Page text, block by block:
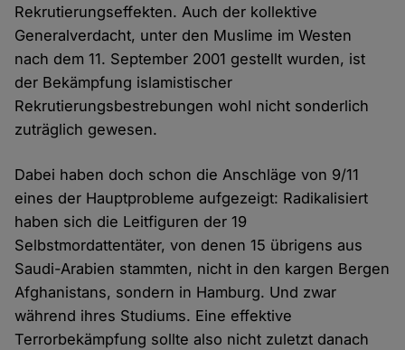
Rekrutierungseffekten. Auch der kollektive
Generalverdacht, unter den Muslime im Westen
nach dem 11. September 2001 gestellt wurden, ist
der Bekämpfung islamistischer
Rekrutierungsbestrebungen wohl nicht sonderlich
zuträglich gewesen.
Dabei haben doch schon die Anschläge von 9/11
eines der Hauptprobleme aufgezeigt: Radikalisiert
haben sich die Leitfiguren der 19
Selbstmordattentäter, von denen 15 übrigens aus
Saudi-Arabien stammten, nicht in den kargen Bergen
Afghanistans, sondern in Hamburg. Und zwar
während ihres Studiums. Eine effektive
Terrorbekämpfung sollte also nicht zuletzt danach